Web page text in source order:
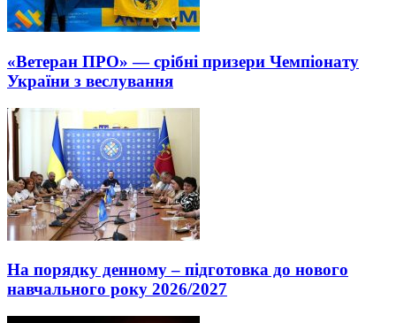
«Ветеран ПРО» — срібні призери Чемпіонату
України з веслування
На порядку денному – підготовка до нового
навчального року 2026/2027